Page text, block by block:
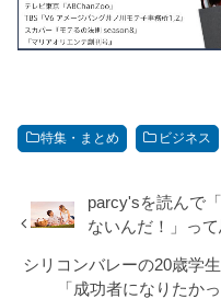
特集・まとめ ビジネス
parcy'sを読んで
ないんだ！」っ
シリコンバレーの20歳学
「成功者になりたか